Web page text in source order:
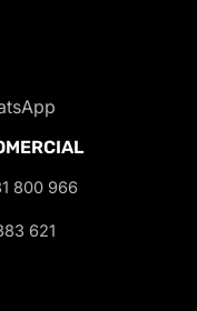
800 966
621